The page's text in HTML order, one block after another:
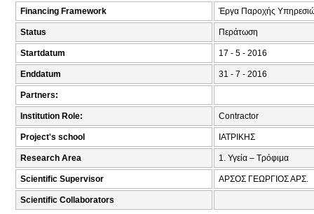
Financing Framework Έργα Παροχής
Status Περάτωση
Startdatum 17 - 5 - 2016
Enddatum 31 - 7 - 2016
Partners:
Institution Role: Contractor
Project's school ΙΑΤΡΙΚΗΣ
Research Area 1. Υγεία – Τρόφιμα
Scientific Supervisor ΑΡΣΟΣ ΓΕΩΡΓΙΟΣ ΑΡΣ.
Scientific Collaborators